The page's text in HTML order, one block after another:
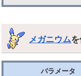
メガニウム
パラメータ